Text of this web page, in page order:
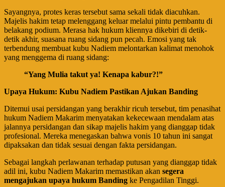
​Sayangnya, protes keras tersebut sama sekali tidak diacuhkan.
Majelis hakim tetap melenggang keluar melalui pintu pembantu di
belakang podium. Merasa hak hukum kliennya dikebiri di detik-
detik akhir, suasana ruang sidang pun pecah. Emosi yang tak
terbendung membuat kubu Nadiem melontarkan kalimat menohok
yang menggema di ruang sidang:
“Yang Mulia takut ya! Kenapa kabur?!”
Upaya Hukum: Kubu Nadiem Pastikan Ajukan Banding
​Ditemui usai persidangan yang berakhir ricuh tersebut, tim penasihat
hukum Nadiem Makarim menyatakan kekecewaan mendalam atas
jalannya persidangan dan sikap majelis hakim yang dianggap tidak
profesional. Mereka menegaskan bahwa vonis 10 tahun ini sangat
dipaksakan dan tidak sesuai dengan fakta persidangan.
​Sebagai langkah perlawanan terhadap putusan yang dianggap tidak
adil ini, kubu Nadiem Makarim memastikan akan segera
mengajukan upaya hukum Banding ke Pengadilan Tinggi.